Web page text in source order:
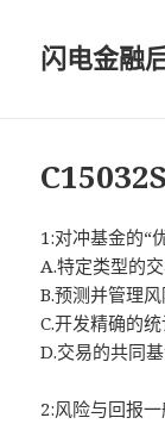
闪电金融
1:对冲基金的“
A.特定类型的
B.预测并管理
C.开发精确的
D.交易的共同
2:风险与回报